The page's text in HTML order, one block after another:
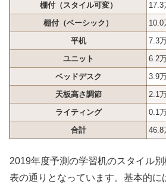
棚付（スタイル可変）
17.3
棚付（ベーシック）
10.0
平机
7.3
ユニット
6.2
ベッドデスク
3.9
天板高さ調節
2.1
ライティング
0.1
合計
46.8
2019年度予測の学習机のスタイル
表の通りとなっています。基本的に